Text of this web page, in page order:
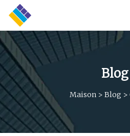
Blog
Maison > Blog >